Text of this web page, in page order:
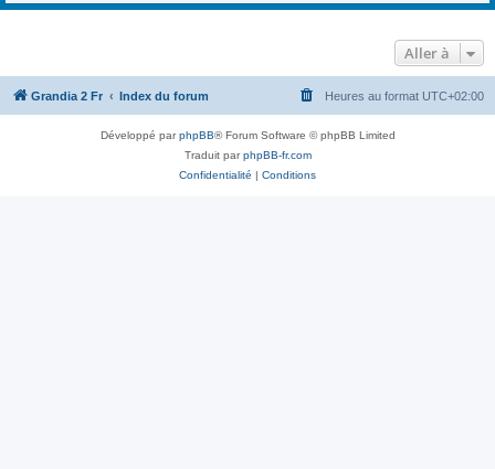
Aller à
Grandia 2 Fr Index du forum Heures au format UTC+02:00
Développé parphpBB® Forum Software © phpBB Limited
Traduit parphpBB-fr.com
Confidentialité | Conditions